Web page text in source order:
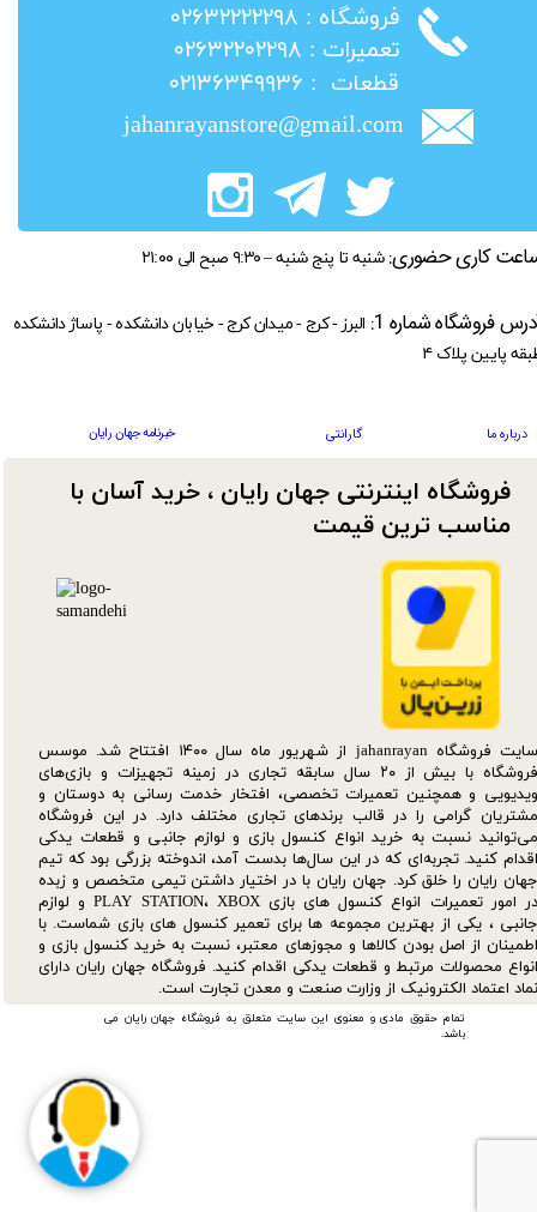
تمام حقوق مادی و معنوی این سایت متعلق به فروشگاه جهان رایان می
باشد.
​فروشگاه : ۰۲۶۳۲۲۲۲۲۹۸
​تعمیرات : ۰۲۶۳۲۲۰۲۲۹۸
​قطعات : ۰۲۱۳۶۳۴۹۹۳۶
jahanrayanstore@gmail.com
سایت فروشگاه jahanrayan از شهریور ماه سال ۱۴۰۰ افتتاح شد. موسس
فروشگاه با بیش از ۲۰ سال سابقه تجاری در زمینه تجهیزات و بازی‌های
ویدیویی و همچنین تعمیرات تخصصی، افتخار خدمت رسانی به دوستان و
مشتریان گرامی را در قالب برندهای تجاری مختلف دارد. در این فروشگاه
می‌توانید نسبت به خرید انواع کنسول بازی و لوازم جانبی و قطعات یدکی‌
اقدام کنید. تجربه‌ای که در این سال‌ها بدست آمد، اندوخته بزرگی بود که تیم
جهان رایان را خلق کرد. جهان رایان با در اختیار داشتن تیمی متخصص و زبده
در امور تعمیرات انواع کنسول های بازی PLAY STATION، XBOX و لوازم
جانبی ، یکی از بهترین مجموعه ها برای تعمیر کنسول های بازی شماست. با
اطمینان از اصل بودن کالاها و مجوزهای معتبر، نسبت به خرید کنسول بازی و
انواع محصولات مرتبط و قطعات یدکی اقدام کنید. فروشگاه جهان رایان دارای
نماد اعتماد الکترونیک از وزارت صنعت و معدن تجارت است.
فروشگاه اینترنتی جهان رایان ، خرید آسان با
مناسب ترین قیمت​​​​​​​
کاری حضوری: شنبه تا پنج شنبه – ۹:۳۰ صبح الی ۲۱:۰۰
درباره ما گارانتی خبرنامه جهان رایان
فروشگاه شماره 1:
البرز - کرج - میدان کرج - خیابان دانشکده - پاساژ دانشکده
پایین پلاک ۴